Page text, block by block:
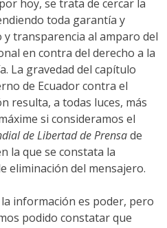
hoy, se trata de cercar la
toda garantía y
transparencia al amparo del
en contra del derecho a la
La gravedad del capítulo
de Ecuador contra el
resulta, a todas luces, más
si consideramos el
de Libertad de Prensade
la que se constata la
eliminación del mensajero.
información es poder, pero
podido constatar que